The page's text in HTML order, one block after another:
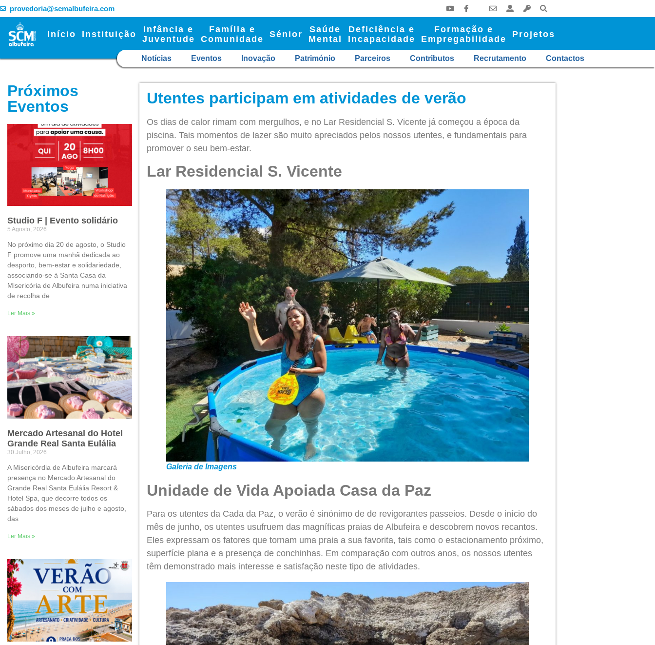
provedoria@scmalbufeira.com
Início Instituição
Infância e
Juventude
Família e
Comunidade
Sénior
Saúde
Mental
Deficiência e
Incapacidade
Formação e
Empregabilidade
Projetos
Notícias Eventos Inovação Património Parceiros Contributos Recrutamento Contactos
Próximos
Eventos
Studio F | Evento solidário
5 Agosto, 2026
No próximo dia 20 de agosto, o Studio
F promove uma manhã dedicada ao
desporto, bem-estar e solidariedade,
associando-se à Santa Casa da
Misericória de Albufeira numa iniciativa
de recolha de
Ler Mais »
Mercado Artesanal do Hotel
Grande Real Santa Eulália
30 Julho, 2026
A Misericórdia de Albufeira marcará
presença no Mercado Artesanal do
Grande Real Santa Eulália Resort &
Hotel Spa, que decorre todos os
sábados dos meses de julho e agosto,
das
Ler Mais »
Utentes participam em atividades de verão
Os dias de calor rimam com mergulhos, e no Lar Residencial S. Vicente já começou a época da
piscina. Tais momentos de lazer são muito apreciados pelos nossos utentes, e fundamentais para
promover o seu bem-estar.
Lar Residencial S. Vicente
Galeria de Imagens
Unidade de Vida Apoiada Casa da Paz
Para os utentes da Cada da Paz, o verão é sinónimo de de revigorantes passeios. Desde o início do
mês de junho, os utentes usufruem das magníficas praias de Albufeira e descobrem novos recantos.
Eles expressam os fatores que tornam uma praia a sua favorita, tais como o estacionamento próximo,
superfície plana e a presença de conchinhas. Em comparação com outros anos, os nossos utentes
têm demonstrado mais interesse e satisfação neste tipo de atividades.